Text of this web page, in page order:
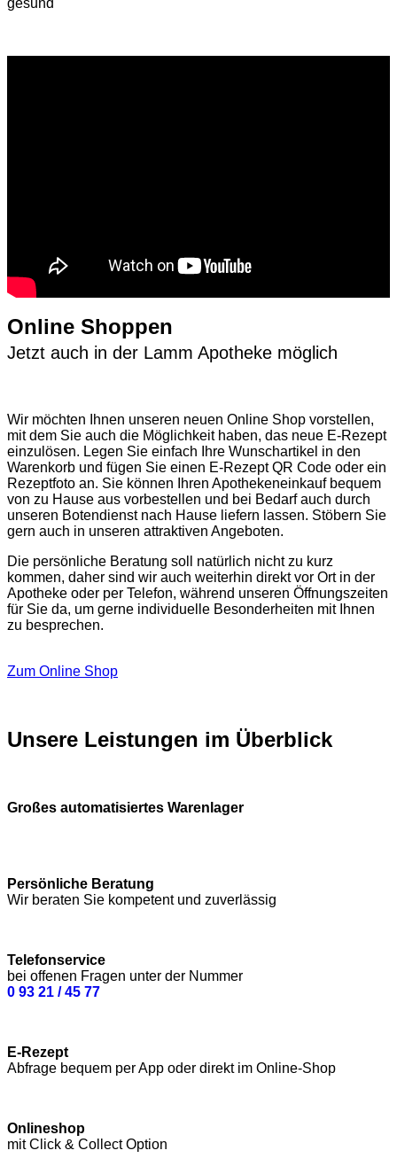
Online Shoppen
Jetzt auch in der Lamm Apotheke möglich
Wir möchten Ihnen unseren neuen Online Shop vorstellen,
mit dem Sie auch die Möglichkeit haben, das neue E-Rezept
einzulösen. Legen Sie einfach Ihre Wunschartikel in den
Warenkorb und fügen Sie einen E-Rezept QR Code oder ein
Rezeptfoto an. Sie können Ihren Apothekeneinkauf bequem
von zu Hause aus vorbestellen und bei Bedarf auch durch
unseren Botendienst nach Hause liefern lassen. Stöbern Sie
gern auch in unseren attraktiven Angeboten.
Die persönliche Beratung soll natürlich nicht zu kurz
kommen, daher sind wir auch weiterhin direkt vor Ort in der
Apotheke oder per Telefon, während unseren Öffnungszeiten
für Sie da, um gerne individuelle Besonderheiten mit Ihnen
zu besprechen.
Zum Online Shop
Unsere Leistungen im Überblick
Großes automatisiertes Warenlager
Persönliche Beratung
Wir beraten Sie kompetent und zuverlässig
Telefonservice
bei offenen Fragen unter der Nummer
0 93 21 / 45 77
E-Rezept
Abfrage bequem per App oder direkt im Online-Shop
Onlineshop
mit Click & Collect Option